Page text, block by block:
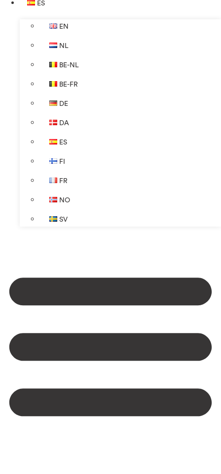
ES
EN
NL
BE-NL
BE-FR
DE
DA
ES
FI
FR
NO
SV